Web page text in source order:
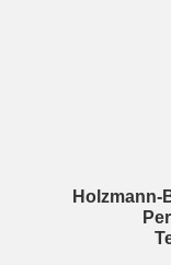
Holzmann-